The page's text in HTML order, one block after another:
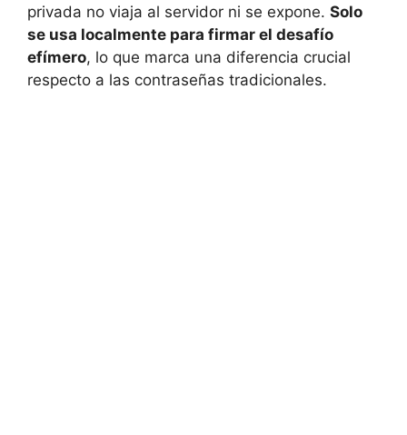
privada no viaja al servidor ni se expone. Solo
se usa localmente para firmar el desafío
efímero, lo que marca una diferencia crucial
respecto a las contraseñas tradicionales.